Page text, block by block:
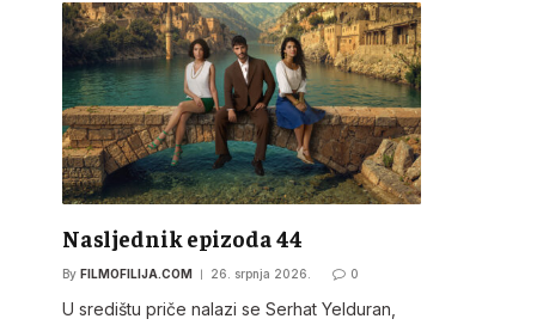
Nasljednik epizoda 44
By FILMOFILIJA.COM 26. srpnja 2026. 0
U središtu priče nalazi se Serhat Yelduran,